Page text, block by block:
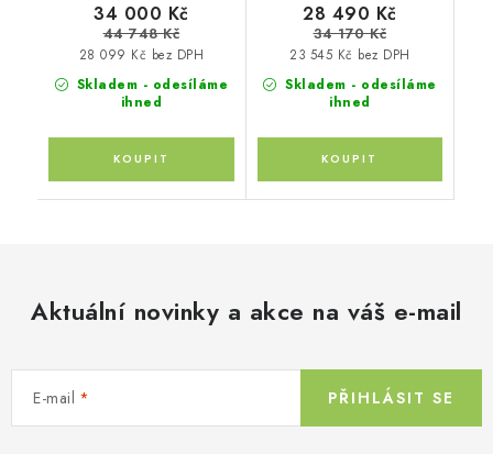
Skladem - odesíláme
ihned
28 099 Kč bez DPH
34 000 Kč
44 748 Kč
Skladem - odesíláme
ihned
23 545 Kč bez DPH
28 490 Kč
34 170 Kč
Aktuální novinky a akce na váš e-mail
E-mail PŘIHLÁSIT SE